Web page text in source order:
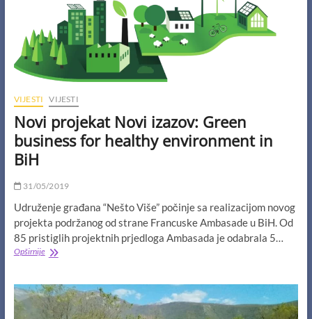
VIJESTI VIJESTI
Novi projekat Novi izazov: Green
business for healthy environment in
BiH
31/05/2019
Udruženje građana “Nešto Više” počinje sa realizacijom novog
projekta podržanog od strane Francuske Ambasade u BiH. Od
85 pristiglih projektnih prjedloga Ambasada je odabrala 5…
OpširnijeNovi
izazov:
Green
business